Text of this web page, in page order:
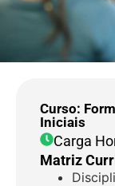
Curso:
Iniciais
Carga
Matriz